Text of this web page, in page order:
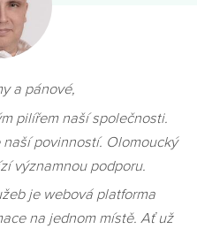
a pánové,
pilířem naší společnosti.
povinností. Olomoucký
významnou podporu.
je webová platforma
na jednom místě. Ať už